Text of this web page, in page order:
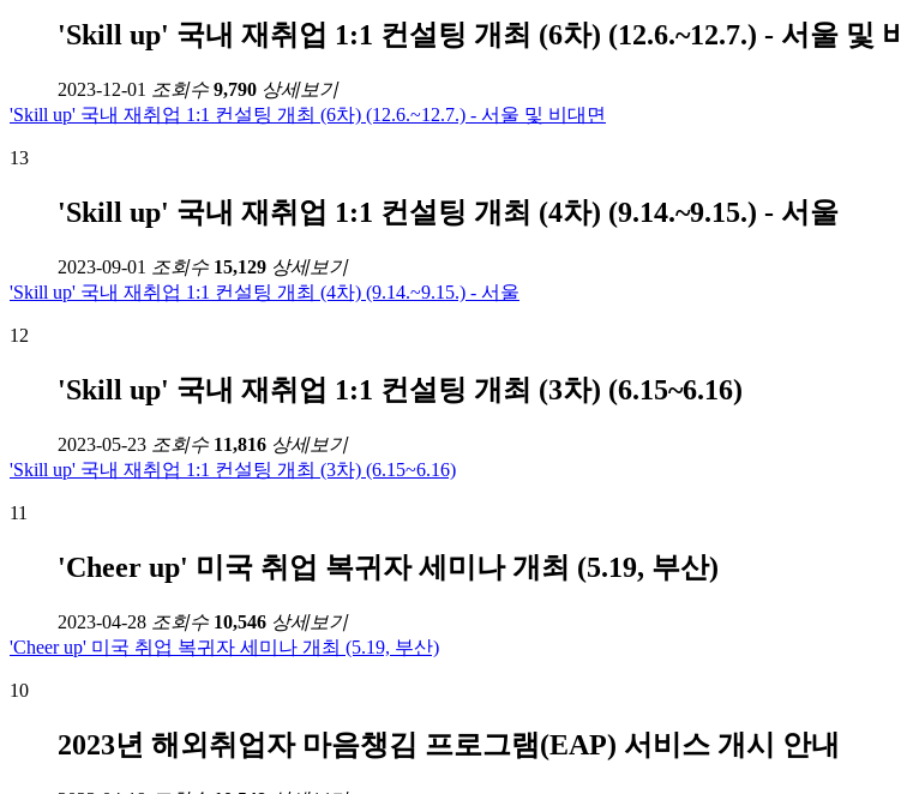
'Skill up' 국내 재취업 1:1 컨설팅 개최 (6차) (12.6.~12.7.) - 서울 및
2023-12-01 조회수 9,790 상세보기
'Skill up' 국내 재취업 1:1 컨설팅 개최 (6차) (12.6.~12.7.) - 서울 및 비대면
13
'Skill up' 국내 재취업 1:1 컨설팅 개최 (4차) (9.14.~9.15.) - 서울
2023-09-01 조회수 15,129 상세보기
'Skill up' 국내 재취업 1:1 컨설팅 개최 (4차) (9.14.~9.15.) - 서울
12
'Skill up' 국내 재취업 1:1 컨설팅 개최 (3차) (6.15~6.16)
2023-05-23 조회수 11,816 상세보기
'Skill up' 국내 재취업 1:1 컨설팅 개최 (3차) (6.15~6.16)
11
'Cheer up' 미국 취업 복귀자 세미나 개최 (5.19, 부산)
2023-04-28 조회수 10,546 상세보기
'Cheer up' 미국 취업 복귀자 세미나 개최 (5.19, 부산)
10
2023년 해외취업자 마음챙김 프로그램(EAP) 서비스 개시 안내